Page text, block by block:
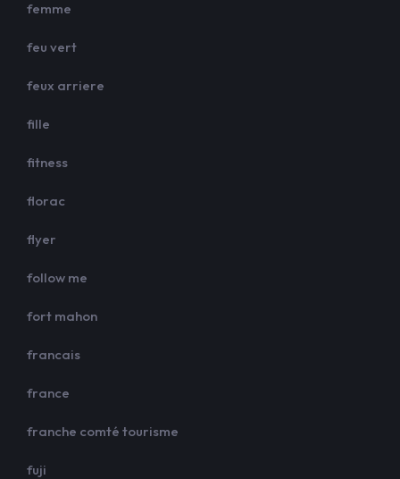
femme
feu vert
feux arriere
fille
fitness
florac
flyer
follow me
fort mahon
francais
france
franche comté tourisme
fuji